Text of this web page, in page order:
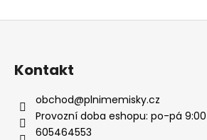
Z
Kontakt
obchod@plnimemisky.cz
Provozní doba eshopu: po-pá
605464553